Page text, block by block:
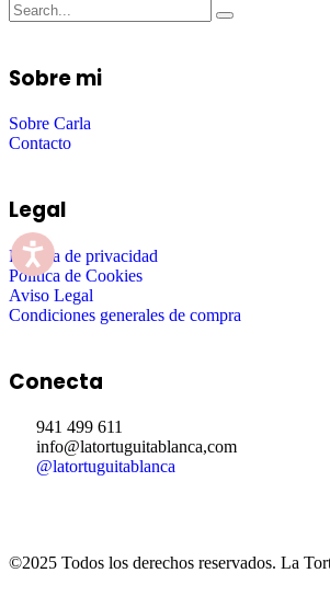
Sobre mi
Sobre Carla
Contacto
Legal
Política de privacidad
Política de Cookies
Aviso Legal
Condiciones generales de compra
Conecta
941 499 611
info@latortuguitablanca,com
@latortuguitablanca
©2025 Todos los derechos reservados. La